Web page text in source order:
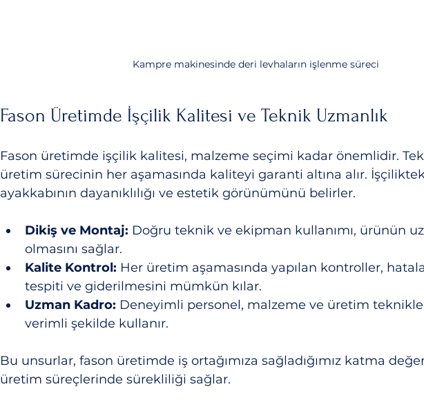
Kampre makinesinde deri levhaların işlenme süreci
Fason Üretimde İşçilik Kalitesi ve Teknik Uzmanlık
Fason üretimde işçilik kalitesi, malzeme seçimi kadar önemlidir.
üretim sürecinin her aşamasında kaliteyi garanti altına alır.
ayakkabının dayanıklılığı ve estetik görünümünü belirler.
Dikiş ve Montaj: Doğru teknik ve ekipman kullanımı, ürünün
olmasını sağlar.
Kalite Kontrol: Her üretim aşamasında yapılan kontroller,
tespiti ve giderilmesini mümkün kılar.
Uzman Kadro: Deneyimli personel, malzeme ve üretim
verimli şekilde kullanır.
Bu unsurlar, fason üretimde iş ortağımıza sağladığımız katma
üretim süreçlerinde sürekliliği sağlar.